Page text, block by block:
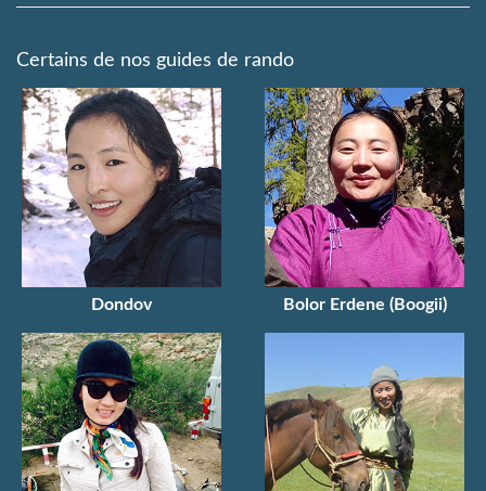
Certains de nos guides de rando
Dondov Bolor Erdene (Boogii)